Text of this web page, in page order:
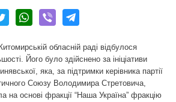
обласній раді відбулося
Його було здійснено за ініціативи
яка, за підтримки керівника партії
Союзу Володимира Стретовича,
на основі фракції “Наша Україна” фракцію